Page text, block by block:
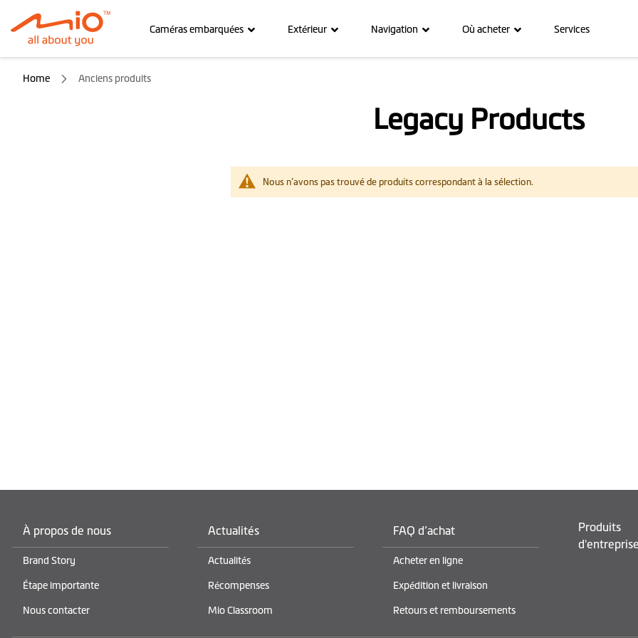
Caméras embarquées Extérieur Navigation Où acheter Services
Home Anciens produits
Legacy Products
Nous n’avons pas trouvé de produits correspondant à la sélection.
À propos de nous
Brand Story
Étape importante
Nous contacter
Actualités
Actualités
Récompenses
Mio Classroom
FAQ d’achat
Acheter en ligne
Expédition et livraison
Retours et remboursements
Produits
d'entreprise